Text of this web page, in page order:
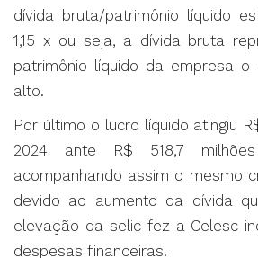
dívida bruta/patrimônio líquido
1,15 x ou seja, a dívida bruta
patrimônio líquido da empresa o
alto.
Por último o lucro líquido atingiu
2024 ante R$ 518,7
acompanhando assim o mesmo
devido ao aumento da dívida
elevação da selic fez a Celesc
despesas financeiras.